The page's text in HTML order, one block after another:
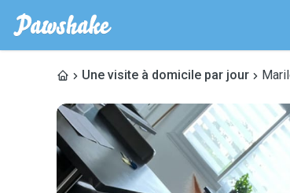
Une visite à domicile par jour